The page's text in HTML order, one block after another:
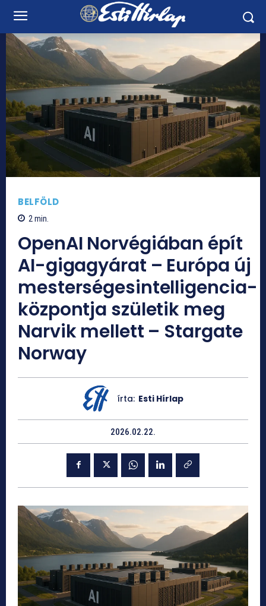
BELFÖLD
2min.
OpenAI Norvégiában épít
AI-gigagyárat – Európa új
mesterségesintelligencia-
központja születik meg
Narvik mellett – Stargate
Norway
írta: Esti Hírlap
2026.02.22.